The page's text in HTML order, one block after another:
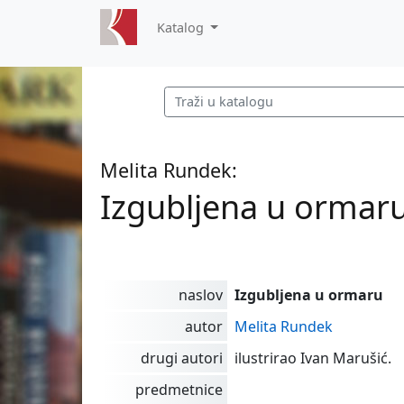
Katalog
Melita Rundek:
Izgubljena u
naslov
Izgubljena u ormaru
autor
Melita Rundek
drugi autori
ilustrirao Ivan Marušić.
predmetnice